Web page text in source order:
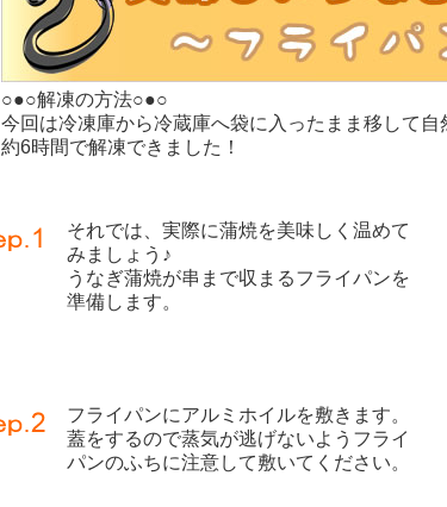
○●○解凍の方法○●○
今回は冷凍庫から冷蔵庫へ袋に入ったまま移して自
約6時間で解凍できました！
それでは、実際に蒲焼を美味しく温めて
みましょう♪
うなぎ蒲焼が串まで収まるフライパンを
準備します。
フライパンにアルミホイルを敷きます。
蓋をするので蒸気が逃げないようフライ
パンのふちに注意して敷いてください。